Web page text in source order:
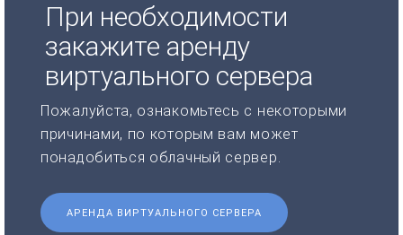
При необходимости
закажите аренду
виртуального сервера
Пожалуйста, ознакомьтесь с некоторыми
причинами, по которым вам может
понадобиться облачный сервер.
АРЕНДА ВИРТУАЛЬНОГО СЕРВЕРА